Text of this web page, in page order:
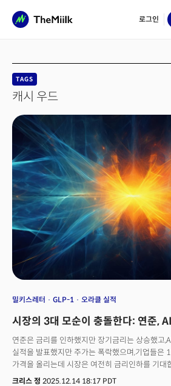
로그인
TAGS
캐시 우드
밀키스레터 GLP-1 오라클 실적
시장의 3대 모순이 충돌한다: 연준,
연준은 금리를 인하했지만 장기금리는 상승했고
실적을 발표했지만 주가는 폭락했으며,기업들은
가격을 올리는데 시장은 여전히 금리인하를 기대
보이시나요? 지금까지 시장을 지배했던 세 가지
크리스 정 2025.12.14 18:17 PDT